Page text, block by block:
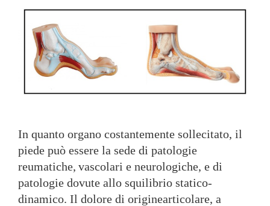
In quanto organo costantemente sollecitato, il
piede può essere la sede di patologie
reumatiche, vascolari e neurologiche, e di
patologie dovute allo squilibrio statico-
dinamico. Il dolore di originearticolare, a